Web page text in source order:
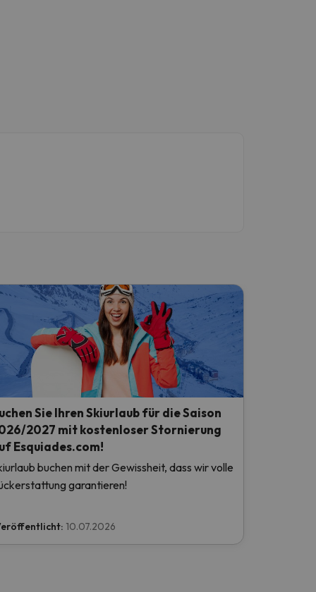
Sie Ihren Skiurlaub für die Saison
2027 mit kostenloser Stornierung
Esquiades.com!
buchen mit der Gewissheit, dass wir volle
garantieren!
10.07.2026